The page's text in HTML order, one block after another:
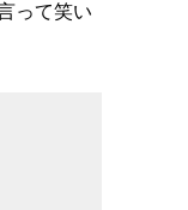
って笑い